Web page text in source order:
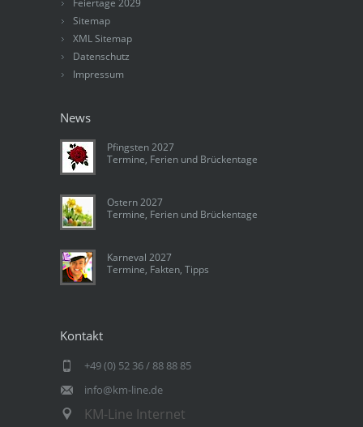
Feiertage 2029
Sitemap
XML Sitemap
Datenschutz
Impressum
News
Pfingsten 2027
Termine, Ferien und Brückentage
Ostern 2027
Termine, Ferien und Brückentage
Karneval 2027
Termine, Fakten, Tipps
Kontakt
+49 (0) 52 36 / 88 88 85
info@km-line.de
KM-Line Internet